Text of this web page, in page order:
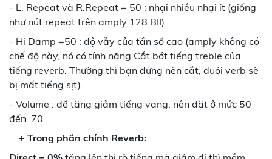
- L. Repeat và R.Repeat = 50 : nhại nhiều nhại ít (giống
như nút repeat trên amply 128 BII)
- Hi Damp =50 : độ vẫy của tần số cao (amply không có
chế độ này, nó có tính năng Cắt bớt tiếng treble của
tiếng reverb. Thường thì bạn đừng nên cắt, đuôi verb sẽ
bị mất tiếng sịt).
- Volume : để tăng giảm tiếng vang, nên đặt ở mức 50
đến 70
+ Trong phần chỉnh Reverb: